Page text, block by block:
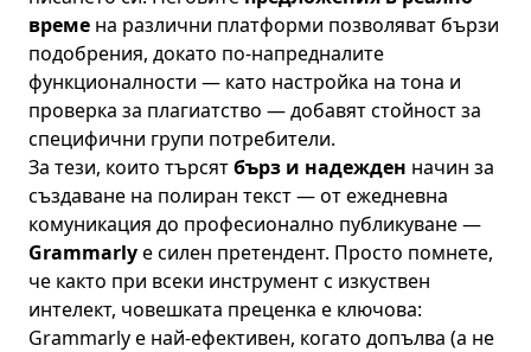
време на различни платформи позволяват бързи
подобрения, докато по-напредналите
функционалности — като настройка на тона и
проверка за плагиатство — добавят стойност за
специфични групи потребители.
За тези, които търсятбърз и надежден начин за
създаване на полиран текст — от ежедневна
комуникация до професионално публикуване —
Grammarlyе силен претендент. Просто помнете,
че както при всеки инструмент с изкуствен
интелект, човешката преценка е ключова:
Grammarly е най-ефективен, когато допълва (а не